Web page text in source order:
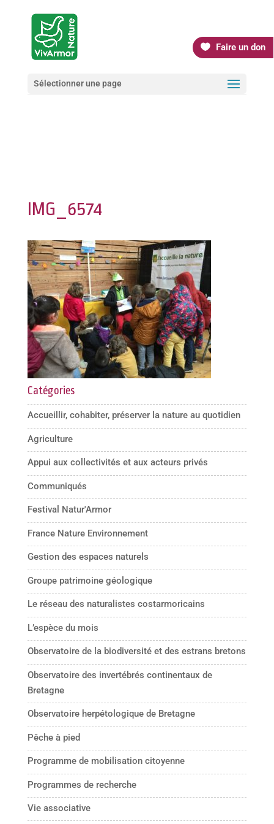
Faire un don
Sélectionner une page
IMG_6574
Catégories
Accueillir, cohabiter, préserver la nature au quotidien
Agriculture
Appui aux collectivités et aux acteurs privés
Communiqués
Festival Natur'Armor
France Nature Environnement
Gestion des espaces naturels
Groupe patrimoine géologique
Le réseau des naturalistes costarmoricains
L’espèce du mois
Observatoire de la biodiversité et des estrans bretons
Observatoire des invertébrés continentaux de
Bretagne
Observatoire herpétologique de Bretagne
Pêche à pied
Programme de mobilisation citoyenne
Programmes de recherche
Vie associative